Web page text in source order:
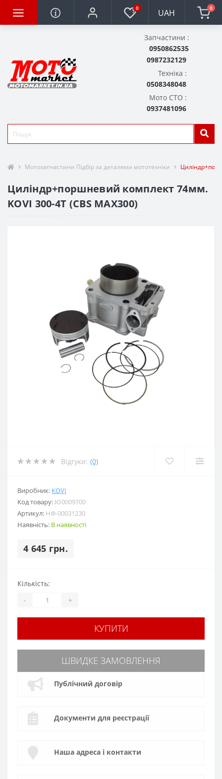
0 UAH 0
Запчастини :
0950862535
0987232129
Техніка :
0508348048
Мото СТО :
0937481096
Мотозапчастини Підбір за деталями мототехніки
Циліндр+поршневий комплект 74мм.
KOVI 300-4Т (CBS MAX300)
Відгуки: (0)
Виробник: KOVI
Код товару: Ю0009700
Артикул: НФ-00031230
Наявність: В наявності
4 645 грн.
Кількість:
- +
КУПИТИ
ШВИДКЕ ЗАМОВЛЕННЯ
Публічний договір
Документи для реєстрації
Наша адреса і контакти